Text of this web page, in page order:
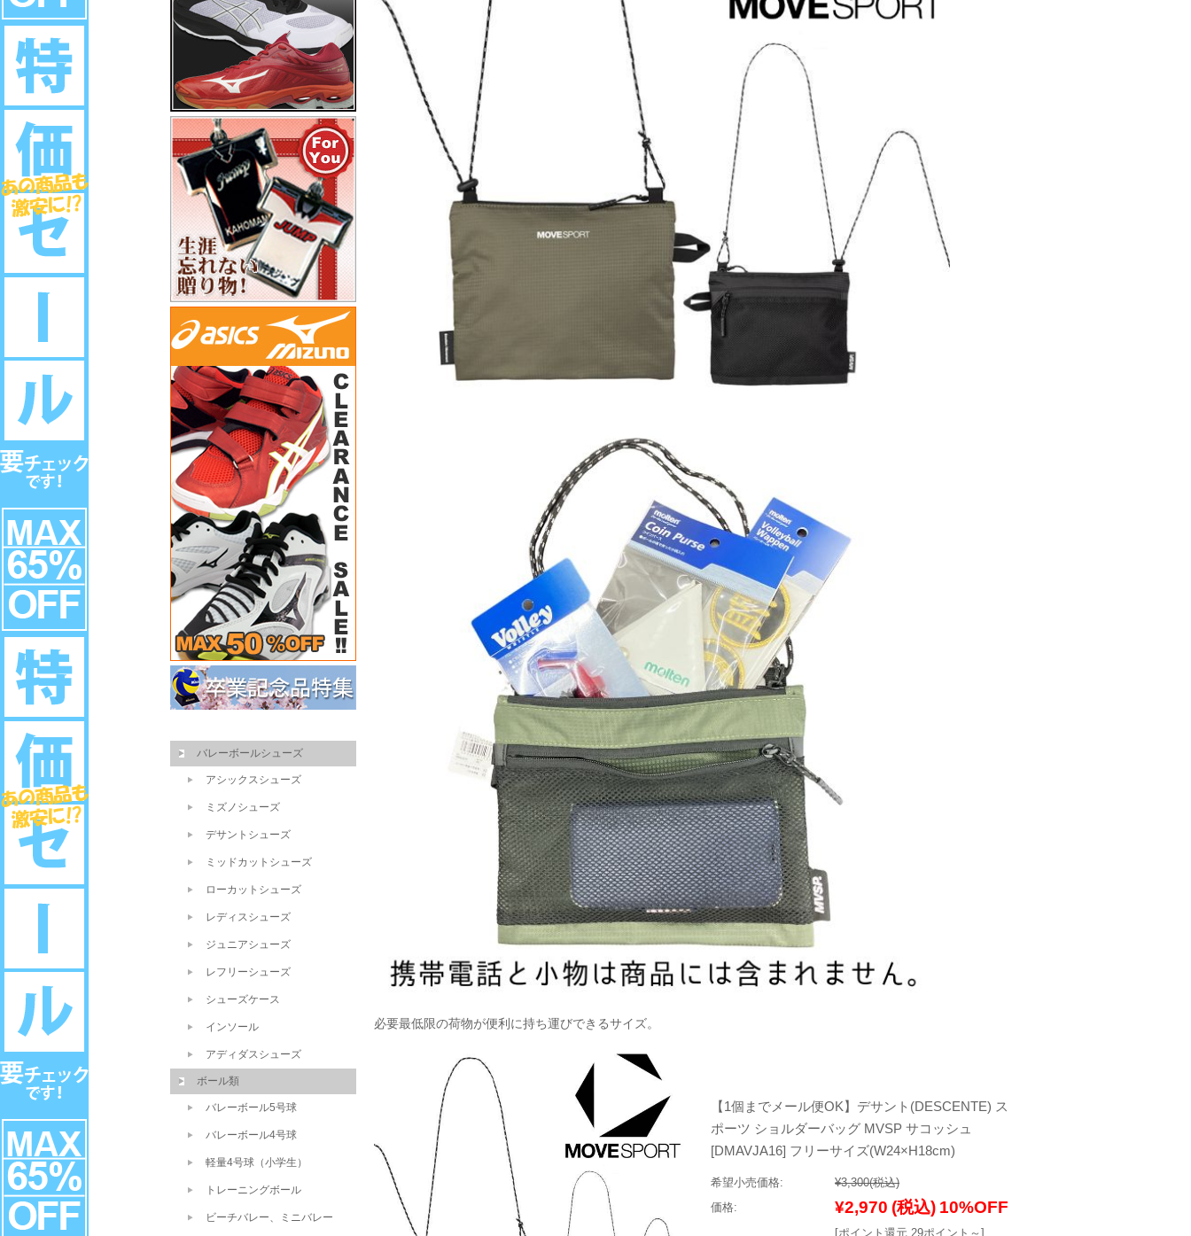
必要最低限の荷物が便利に持ち運びできるサイズ。
【1個までメール便OK】デサント(DESCENTE) ス
ポーツ ショルダーバッグ MVSP サコッシュ
[DMAVJA16] フリーサイズ(W24×H18cm)
希望小売価格: ¥3,300(税込)
価格:
¥2,970 (税込) 10%OFF
[ポイント還元 29ポイント～]
バレーボールシューズ
アシックスシューズ
ミズノシューズ
デサントシューズ
ミッドカットシューズ
ローカットシューズ
レディスシューズ
ジュニアシューズ
レフリーシューズ
シューズケース
インソール
アディダスシューズ
ボール類
バレーボール5号球
バレーボール4号球
軽量4号球（小学生）
トレーニングボール
ビーチバレー、ミニバレー